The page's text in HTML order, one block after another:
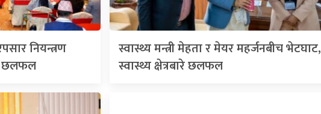
नियन्त्रण
छलफल
स्वास्थ्य मन्त्री मेहता र मेयर महर्जनबीच भेटघाट,
स्वास्थ्य क्षेत्रबारे छलफल